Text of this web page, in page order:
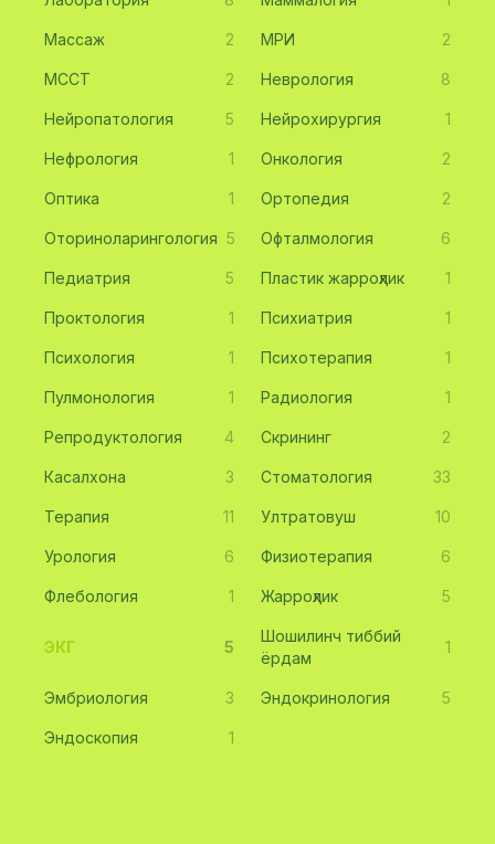
Массаж 2 МРИ 2
МССТ 2 Неврология 8
Нейропатология 5 Нейрохирургия 1
Нефрология 1 Онкология 2
Оптика 1 Ортопедия 2
Оториноларингология 5 Офталмология 6
Педиатрия 5 Пластик жарроҳлик 1
Проктология 1 Психиатрия 1
Психология 1 Психотерапия 1
Пулмонология 1 Радиология 1
Репродуктология 4 Скрининг 2
Касалхона 3 Стоматология 33
Терапия 11 Ултратовуш 10
Урология 6 Физиотерапия 6
Флебология 1 Жарроҳлик 5
ЭКГ 5
Шошилинч тиббий
ёрдам
1
Эмбриология 3 Эндокринология 5
Эндоскопия 1